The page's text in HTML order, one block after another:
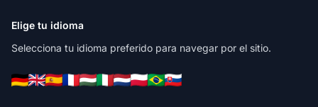
Elige tu idioma
Selecciona tu idioma preferido para navegar por el sitio.